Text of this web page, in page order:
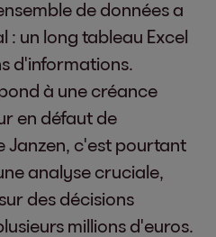
de données a
un long tableau Excel
d'informations.
à une créance
en défaut de
Janzen, c'est pourtant
analyse cruciale,
des décisions
millions d'euros.